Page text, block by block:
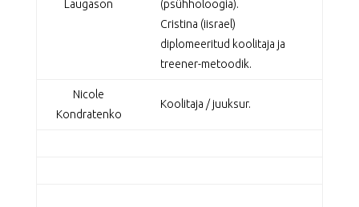
Laugason
(psühholoogia).
Cristina (iisrael)
diplomeeritud koolitaja ja
treener-metoodik.
Nicole
Kondratenko
Koolitaja / juuksur.